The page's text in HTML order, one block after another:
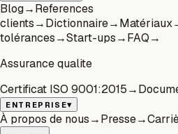
Blog→References
clients→Dictionnaire→Matériaux
tolérances→Start-ups→FAQ→
Assurance qualite
Certificat ISO 9001:2015→
ENTREPRISE▾
À propos de nous→Presse→